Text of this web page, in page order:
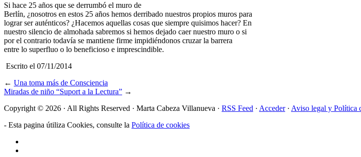
Si hace 25 años que se derrumbó el muro de
Berlín, ¿nosotros en estos 25 años hemos derribado nuestros propios muros para
lograr ser auténticos? ¿Hacemos aquellas cosas que siempre quisimos hacer? En
nuestro silencio de almohada sabremos si hemos dejado caer nuestro muro o si
por el contrario todavía se mantiene firme impidiéndonos cruzar la barrera
entre lo superfluo o lo beneficioso e imprescindible.
Escrito el 07/11/2014
← Una toma más de Consciencia
Miradas de niño “Suport a la Lectura” →
Copyright © 2026 · All Rights Reserved · Marta Cabeza Villanueva · RSS Feed · Acceder· Aviso legal y Política
- Esta pagina útiliza Cookies, consulte la Política de cookies